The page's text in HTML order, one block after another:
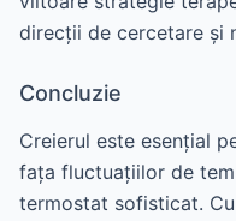
direcții de cercetare și
Concluzie
Creierul este esențial
fața fluctuațiilor de
termostat sofisticat.